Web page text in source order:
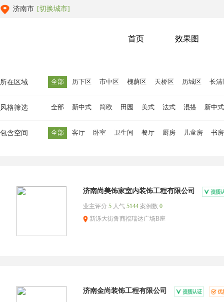
济南市 [切换城市]
首页 效果图
所在区域 全部 历下区 市中区 槐荫区 天桥区 历城区 长清
风格筛选 全部 新中式 简欧 田园 美式 法式 混搭 新中式
包含空间 全部 客厅 卧室 卫生间 餐厅 厨房 儿童房 书房
济南尚美饰家室内装饰工程有限公司
业主评分 5 人气 5144 案例数 0
新泺大街鲁商福瑞达广场B座
济南金尚装饰工程有限公司